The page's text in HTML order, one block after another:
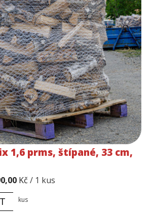
1,6 prms, štípané, 33 cm,
Kč Aktuální
je:
/ 1 kus
kus